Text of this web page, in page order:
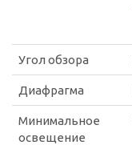
Угол обзора
Диафрагма
Минимальное
освещение